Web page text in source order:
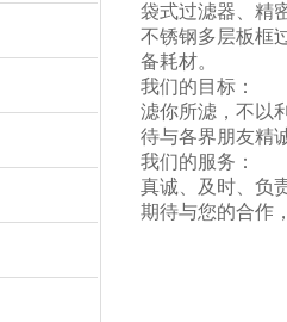
袋式过滤器、精
不锈钢多层板框
备耗材。
我们的目标：
滤你所滤，不以
待与各界朋友精
我们的服务：
真诚、及时、负
期待与您的合作